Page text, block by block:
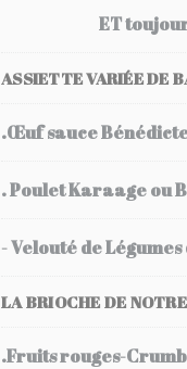
ET
ASSIETTE VARIÉE DE
.Œuf sauce
. Poulet Karaage ou
- Velouté de
LA BRIOCHE DE
.Fruits rouges-